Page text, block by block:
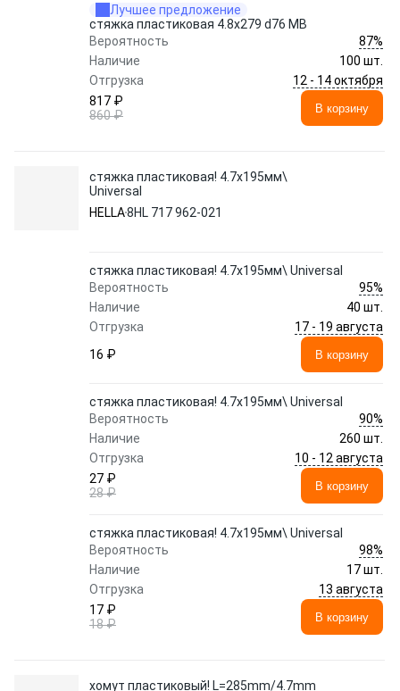
Лучшее предложение
стяжка пластиковая 4.8х279 d76 MB
Вероятность
87%
Наличие
100 шт.
Отгрузка
12 - 14 октября
817 ₽
860 ₽
В корзину
стяжка пластиковая! 4.7x195мм\
Universal
HELLA8HL 717 962-021
стяжка пластиковая! 4.7x195мм\ Universal
Вероятность
95%
Наличие
40 шт.
Отгрузка
17 - 19 августа
16 ₽
В корзину
стяжка пластиковая! 4.7x195мм\ Universal
Вероятность
90%
Наличие
260 шт.
Отгрузка
10 - 12 августа
27 ₽
28 ₽
В корзину
стяжка пластиковая! 4.7x195мм\ Universal
Вероятность
98%
Наличие
17 шт.
Отгрузка
13 августа
17 ₽
18 ₽
В корзину
хомут пластиковый! L=285mm/4.7mm